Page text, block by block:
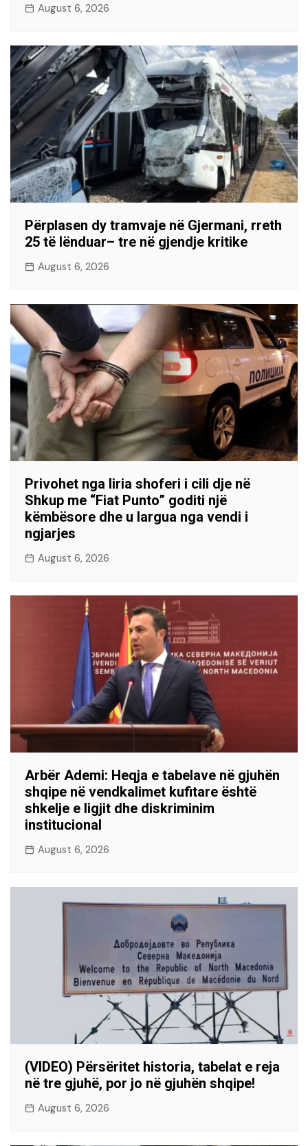
August 6, 2026
Përplasen dy tramvaje në Gjermani, rreth
25 të lënduar– tre në gjendje kritike
August 6, 2026
Privohet nga liria shoferi i cili dje në
Shkup me “Fiat Punto” goditi një
këmbësore dhe u largua nga vendi i
ngjarjes
August 6, 2026
Arbër Ademi: Heqja e tabelave në gjuhën
shqipe në vendkalimet kufitare është
shkelje e ligjit dhe diskriminim
institucional
August 6, 2026
(VIDEO) Përsëritet historia, tabelat e reja
në tre gjuhë, por jo në gjuhën shqipe!
August 6, 2026